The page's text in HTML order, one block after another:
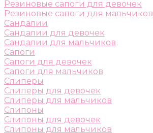
Резиновые сапоги для девочек
Резиновые сапоги для мальчиков
Сандалии
Сандалии для девочек
Сандалии для мальчиков
Сапоги
Сапоги для девочек
Сапоги для мальчиков
Слиперы
Слиперы для девочек
Слиперы для мальчиков
Слипоны
Слипоны для девочек
Слипоны для мальчиков